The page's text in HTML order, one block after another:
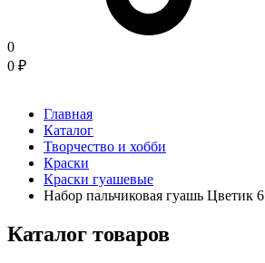
0
0 ₽
Главная
Каталог
Творчество и хобби
Краски
Краски гуашевые
Набор пальчиковая гуашь Цветик
Каталог товаров